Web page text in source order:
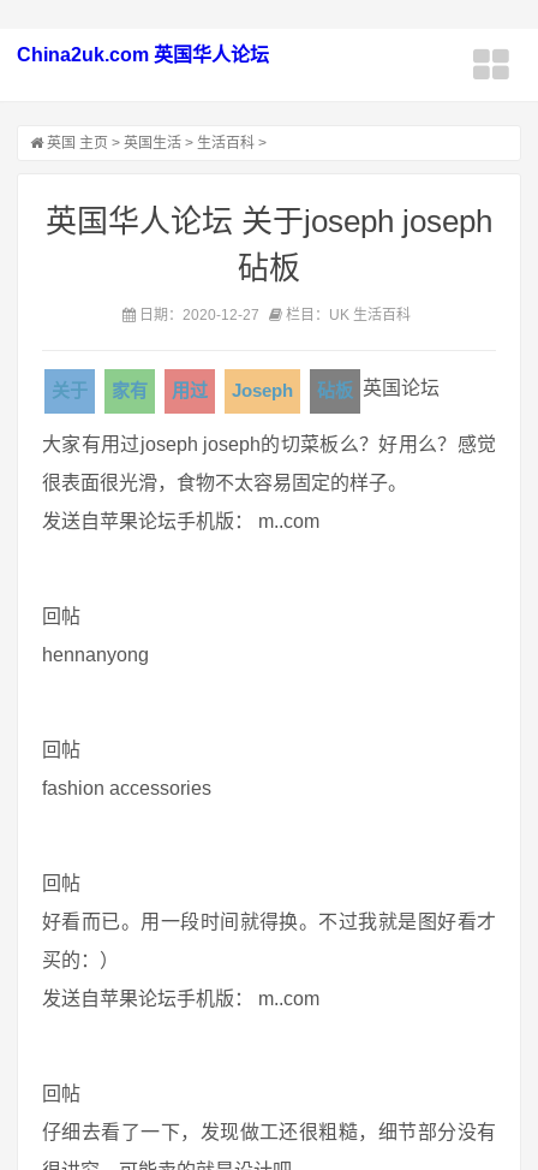
China2uk.com 英国华人论坛
英国 主页 > 英国生活 > 生活百科 >
英国华人论坛 关于joseph joseph
砧板
日期：2020-12-27 栏目：UK 生活百科
关于 家有 用过 Joseph 砧板 英国论坛
大家有用过joseph joseph的切菜板么？好用么？感觉
很表面很光滑，食物不太容易固定的样子。
发送自苹果论坛手机版： m..com
回帖
hennanyong
回帖
fashion accessories
回帖
好看而已。用一段时间就得换。不过我就是图好看才
买的：）
发送自苹果论坛手机版： m..com
回帖
仔细去看了一下，发现做工还很粗糙，细节部分没有